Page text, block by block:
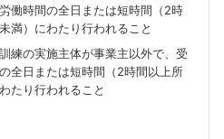
働時間の全日または短時間（2時
満）にわたり行われること
練の実施主体が事業主以外で、受
全日または短時間（2時間以上所
たり行われること